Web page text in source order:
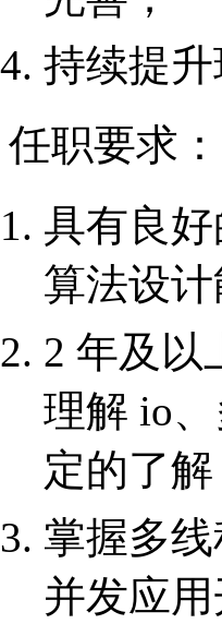
持续提
任职要求：
具有良
算法设
2 年及以
理解 io
定的了解
掌握多
并发应用